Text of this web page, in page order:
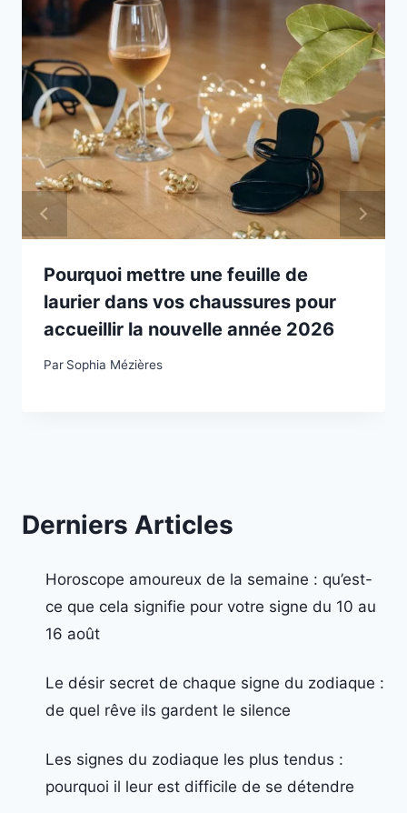
Pourquoi mettre une feuille de
laurier dans vos chaussures pour
accueillir la nouvelle année 2026
Par Sophia Mézières
Derniers Articles
Horoscope amoureux de la semaine : qu’est-
ce que cela signifie pour votre signe du 10 au
16 août
Le désir secret de chaque signe du zodiaque :
de quel rêve ils gardent le silence
Les signes du zodiaque les plus tendus :
pourquoi il leur est difficile de se détendre